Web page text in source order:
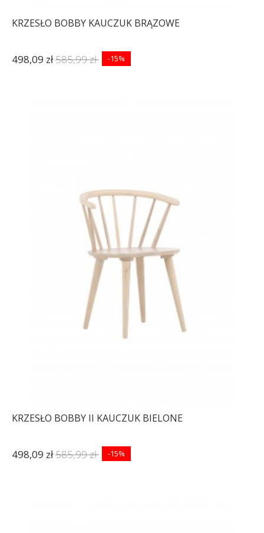
KRZESŁO BOBBY KAUCZUK BRĄZOWE
498,09 zł585,99 zł -15%
KRZESŁO BOBBY II KAUCZUK BIELONE
498,09 zł585,99 zł -15%